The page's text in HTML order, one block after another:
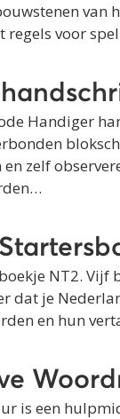
van
regels voor
Handiger
en zelf
NT2. Vijf
dat je
en hun
is een